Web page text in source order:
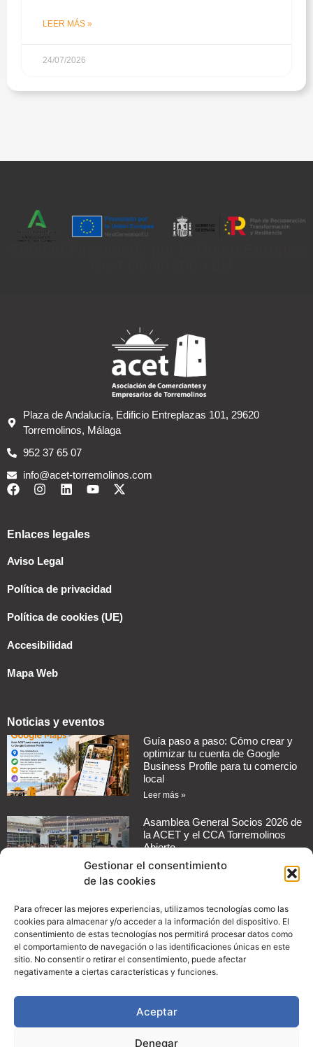
Gestionar el consentimiento
de las cookies
Para ofrecer las mejores experiencias, utilizamos tecnologías como las
cookies para almacenar y/o acceder a la información del dispositivo. El
consentimiento de estas tecnologías nos permitirá procesar datos como
el comportamiento de navegación o las identificaciones únicas en este
sitio. No consentir o retirar el consentimiento, puede afectar
negativamente a ciertas características y funciones.
Aceptar
Denegar
LEER MÁS »
24/07/2026
Plaza de Andalucía, Edificio Entreplazas 101, 29620
Torremolinos, Málaga
952 37 65 07
info@acet-torremolinos.com
Enlaces legales
Aviso Legal
Política de privacidad
Política de cookies (UE)
Accesibilidad
Mapa Web
Noticias y eventos
Guía paso a paso: Cómo crear y
optimizar tu cuenta de Google
Business Profile para tu comercio
local
Leer más »
Asamblea General Socios 2026 de
la ACET y el CCA Torremolinos
Abierto
Leer más »
respuesta en redes sociales para
tu negocio
Leer más »
Guía práctica: Cómo configurar
aumentar las ventas de tu
comercio
Leer más »